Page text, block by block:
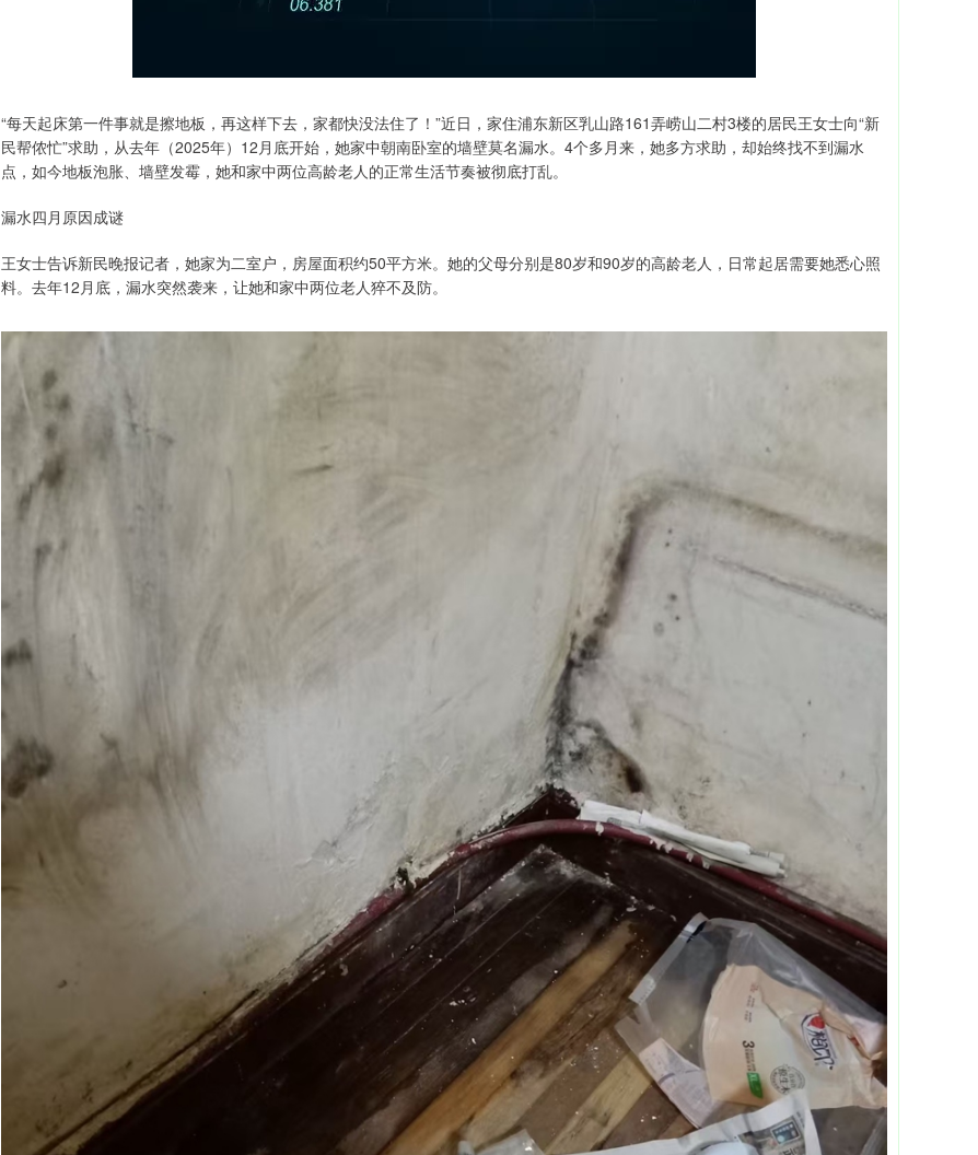
“每天起床第一件事就是擦地板，再这样下去，家都快没法住了！”近日，家住浦东新区乳山路161弄崂山二村3楼的居民王女士向“新
民帮侬忙”求助，从去年（2025年）12月底开始，她家中朝南卧室的墙壁莫名漏水。4个多月来，她多方求助，却始终找不到漏水
点，如今地板泡胀、墙壁发霉，她和家中两位高龄老人的正常生活节奏被彻底打乱。
漏水四月原因成谜
王女士告诉新民晚报记者，她家为二室户，房屋面积约50平方米。她的父母分别是80岁和90岁的高龄老人，日常起居需要她悉心照
料。去年12月底，漏水突然袭来，让她和家中两位老人猝不及防。